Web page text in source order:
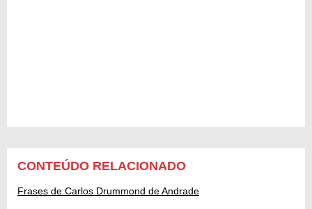
CONTEÚDO RELACIONADO
Frases de Carlos Drummond de Andrade